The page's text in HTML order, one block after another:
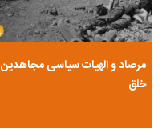
مرصاد و الهیات سیاسی مجاهدین
خلق